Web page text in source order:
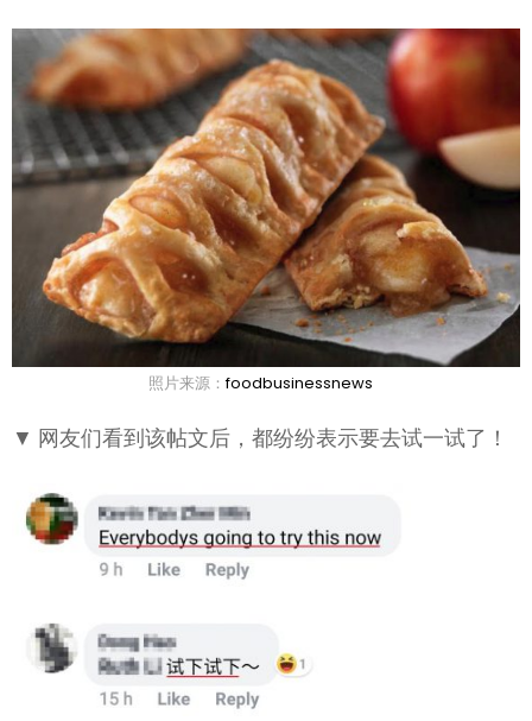
照片来源：foodbusinessnews
▼ 网友们看到该帖文后，都纷纷表示要去试一试了！